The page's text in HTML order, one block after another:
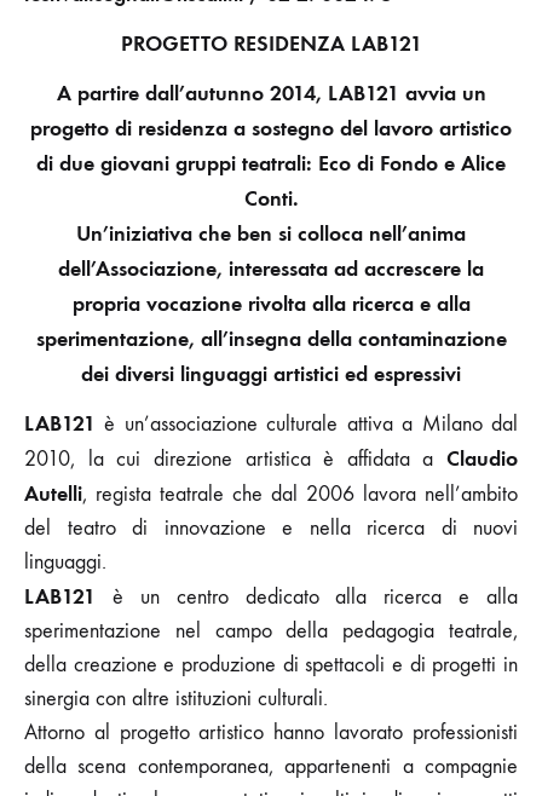
PROGETTO RESIDENZA LAB121
A partire dall’autunno 2014, LAB121 avvia un
progetto di residenza a sostegno del lavoro artistico
di due giovani gruppi teatrali: Eco di Fondo e Alice
Conti.
Un’iniziativa che ben si colloca nell’anima
dell’Associazione, interessata ad accrescere la
propria vocazione rivolta alla ricerca e alla
sperimentazione, all’insegna della contaminazione
dei diversi linguaggi artistici ed espressivi
LAB121 è un’associazione culturale attiva a Milano dal
2010, la cui direzione artistica è affidata a Claudio
Autelli, regista teatrale che dal 2006 lavora nell’ambito
del teatro di innovazione e nella ricerca di nuovi
linguaggi.
LAB121
è un centro dedicato alla ricerca e alla
sperimentazione nel campo della pedagogia teatrale,
della creazione e produzione di spettacoli e di progetti in
sinergia con altre istituzioni culturali.
Attorno al progetto artistico hanno lavorato professionisti
della scena contemporanea, appartenenti a compagnie